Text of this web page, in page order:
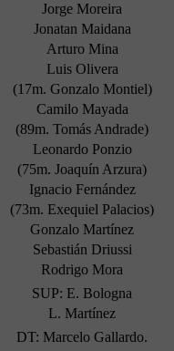
Jorge Moreira
Jonatan Maidana
Arturo Mina
Luis Olivera
(17m. Gonzalo Montiel)
Camilo Mayada
(89m. Tomás Andrade)
Leonardo Ponzio
(75m. Joaquín Arzura)
Ignacio Fernández
(73m. Exequiel Palacios)
Gonzalo Martínez
Sebastián Driussi
Rodrigo Mora
SUP: E. Bologna
L. Martínez
DT: Marcelo Gallardo.